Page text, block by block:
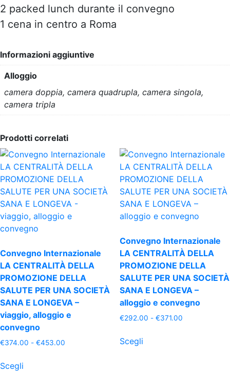
2 packed lunch durante il convegno
1 cena in centro a Roma
Informazioni aggiuntive
Alloggio
camera doppia, camera quadrupla, camera singola,
camera tripla
Prodotti correlati
Convegno Internazionale
LA CENTRALITÀ DELLA
PROMOZIONE DELLA
SALUTE PER UNA SOCIETÀ
SANA E LONGEVA –
viaggio, alloggio e
convegno
€374.00 - €453.00
Scegli
Convegno Internazionale
LA CENTRALITÀ DELLA
PROMOZIONE DELLA
SALUTE PER UNA SOCIETÀ
SANA E LONGEVA –
alloggio e convegno
€292.00 - €371.00Fascia
Scegliprodotto